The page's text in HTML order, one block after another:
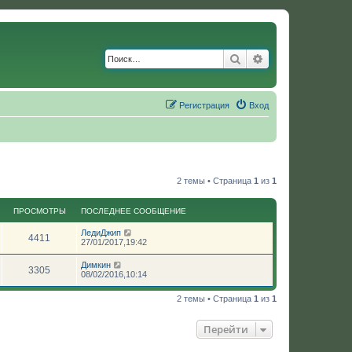
Поиск
Вход
Регистрация
2 темы • Страница 1 из 1
ПРОСМОТРЫ ПОСЛЕДНЕЕ СООБЩЕНИЕ
4411
ЛедиДжип
27/01/2017,19:42
3305
Димкин
08/02/2016,10:14
2 темы • Страница 1 из 1
Перейти